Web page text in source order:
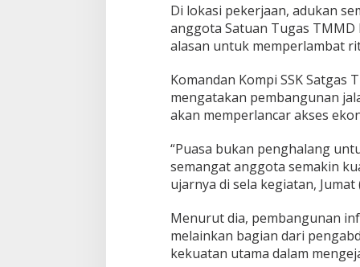
p
u
n
g
Di lokasi pekerjaan, adukan
anggota Satuan Tugas
alasan untuk memperlambat
Komandan Kompi SSK Satgas
mengatakan pembangunan
akan memperlancar akses
“Puasa bukan penghalang
semangat anggota semakin
ujarnya di sela kegiatan, Jumat
Menurut dia, pembangunan
melainkan bagian dari
kekuatan utama dalam